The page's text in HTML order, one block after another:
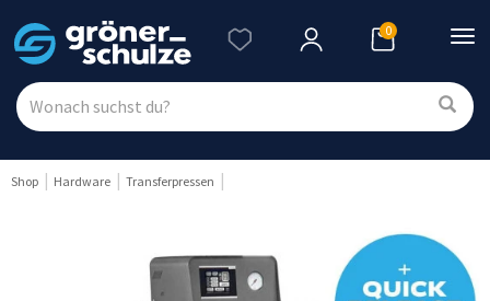
0
Shop Hardware Transferpressen